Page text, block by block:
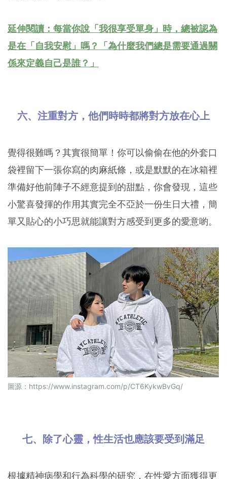
延伸閱讀：每當你說「我很享受單身」時，總被認為
是在「自我安慰」嗎？「為什麼我們總是需要通過關
係來定義自己是誰？」
六、注重對方，他們時時都將對方放在心上
覺得很難嗎？其實很簡單！你可以偷偷在他的外套口
袋裡留下一張你寫的肉麻紙條，或是默默的在冰箱裡
準備好他前陣子不經意提到的甜點，你會發現，這些
小驚喜發揮的作用其實完全不亞於一份生日大禮，簡
單又貼心的小巧思就能讓對方感受到更多的愛意喲。
圖源： https://www.instagram.com/p/CT6KykwBvGq/
七、除了心靈，性生活也應該要受到滿足
根據精神病學和行為科學的研究，在性愛方面獲得更